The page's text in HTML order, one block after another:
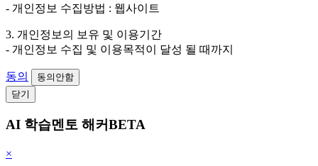
- 개인정보 수집방법 : 웹사이트
3. 개인정보의 보유 및 이용기간
- 개인정보 수집 및 이용목적이 달성 될 때까지
동의
동의안함
닫기
AI 학습멘토 해커BETA
×